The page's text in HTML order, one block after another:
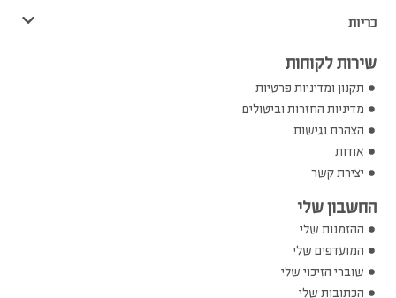
כריות
שירות לקוחות
תקנון ומדיניות פרטיות
מדיניות החזרות וביטולים
הצהרת נגישות
אודות
יצירת קשר
החשבון שלי
ההזמנות שלי
המועדפים שלי
שוברי הזיכוי שלי
הכתובות שלי